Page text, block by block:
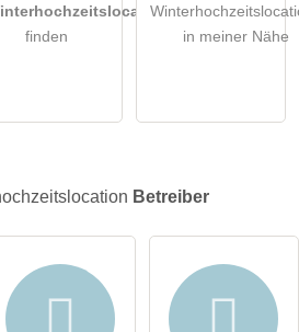
habe ich zur Kenntnis genommen.
öffentliche Fragen sindfür alle
Eintrag zu stellen .
finden
in meiner Nähe
Betreiber